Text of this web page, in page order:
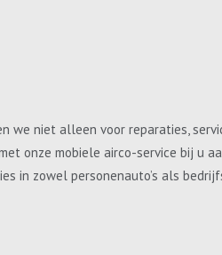
we niet alleen voor reparaties,
onze mobiele airco-service bij u
zowel personenauto’s als